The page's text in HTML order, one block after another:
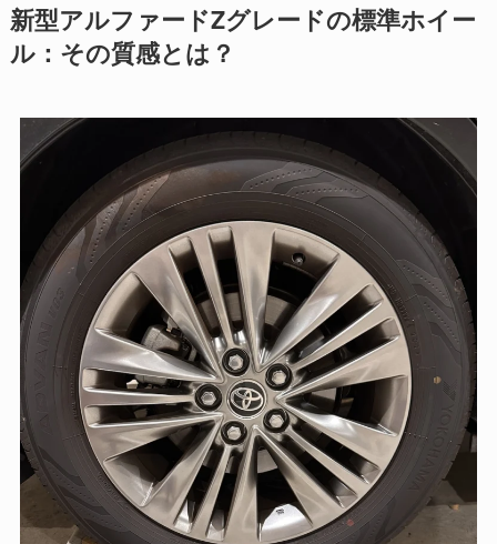
新型アルファードZグレードの標準ホイー
ル：その質感とは？